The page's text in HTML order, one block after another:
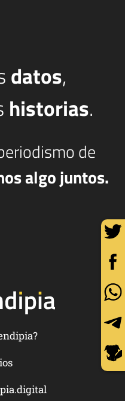
datos,
historias.
de
algo juntos.